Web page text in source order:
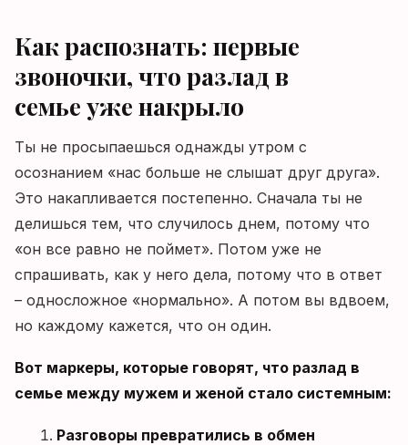
Как распознать: первые
звоночки, что разлад в
семье уже накрыло
Ты не просыпаешься однажды утром с
осознанием «нас больше не слышат друг друга».
Это накапливается постепенно. Сначала ты не
делишься тем, что случилось днем, потому что
«он все равно не поймет». Потом уже не
спрашивать, как у него дела, потому что в ответ
– односложное «нормально». А потом вы вдвоем,
но каждому кажется, что он один.
Вот маркеры, которые говорят, что разлад в
семье между мужем и женой стало системным:
Разговоры превратились в обмен